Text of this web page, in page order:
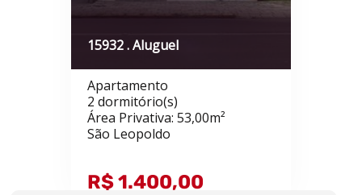
15932 . Aluguel
Apartamento
2 dormitório(s)
Área Privativa: 53,00m²
São Leopoldo
R$ 1.400,00